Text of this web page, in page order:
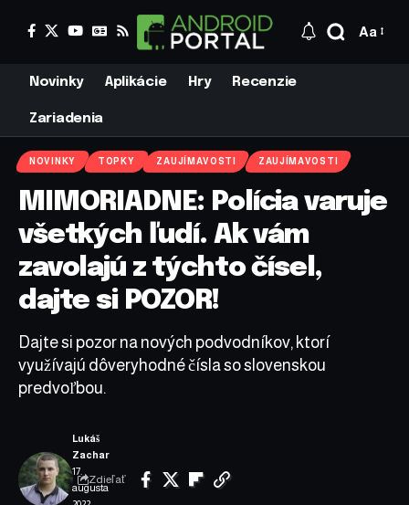
Aa
Novinky Aplikácie Hry Recenzie
Zariadenia
NOVINKY TOPKY ZAUJÍMAVOSTI ZAUJÍMAVOSTI
MIMORIADNE: Polícia varuje
všetkých ľudí. Ak vám
zavolajú z týchto čísel,
dajte si POZOR!
Dajte si pozor na nových podvodníkov, ktorí
využívajú dôveryhodné čísla so slovenskou
predvoľbou.
17.
augusta
Lukáš
Zachar
Zdieľať